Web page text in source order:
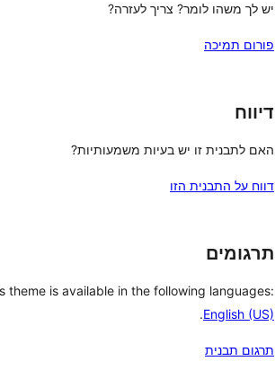
יש לך משהו לומר? צריך לעזרה?
פורום תמיכה
דיווח
האם לתבנית זו יש בעיות משמעותיות?
דווח על התבנית הזו
תרגומים
theme is available in the following languages:
English (US)
.
תרגום תבנית